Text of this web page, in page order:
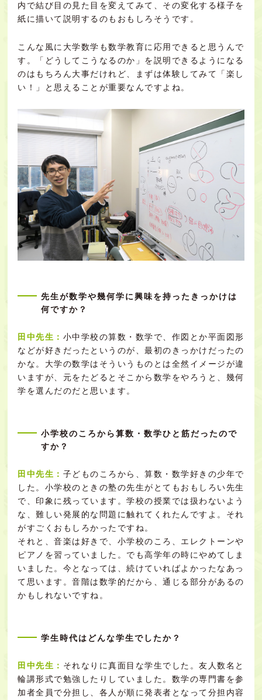
内で結び目の見た目を変えてみて、その変化する様子を
紙に描いて説明するのもおもしろそうです。
こんな風に大学数学も数学教育に応用できると思うんで
す。「どうしてこうなるのか」を説明できるようになる
のはもちろん大事だけれど、まずは体験してみて「楽し
い！」と思えることが重要なんですよね。
先生が数学や幾何学に興味を持ったきっかけは
何ですか？
田中先生： 小中学校の算数・数学で、作図とか平面図形
などが好きだったというのが、最初のきっかけだったの
かな。大学の数学はそういうものとは全然イメージが違
いますが、元をたどるとそこから数学をやろうと、幾何
学を選んだのだと思います。
小学校のころから算数・数学ひと筋だったので
すか？
田中先生： 子どものころから、算数・数学好きの少年で
した。小学校のときの塾の先生がとてもおもしろい先生
で、印象に残っています。学校の授業では扱わないよう
な、難しい発展的な問題に触れてくれたんですよ。それ
がすごくおもしろかったですね。
それと、音楽は好きで、小学校のころ、エレクトーンや
ピアノを習っていました。でも高学年の時にやめてしま
いました。今となっては、続けていればよかったなあっ
て思います。音階は数学的だから、通じる部分があるの
かもしれないですね。
学生時代はどんな学生でしたか？
田中先生： それなりに真面目な学生でした。友人数名と
輪講形式で勉強したりしていました。数学の専門書を参
加者全員で分担し、各人が順に発表者となって分担内容